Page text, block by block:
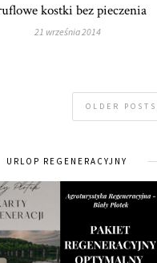
kostki bez pieczenia
21 września 2014
OLDER POSTS
URLOP REGENERACYJNY